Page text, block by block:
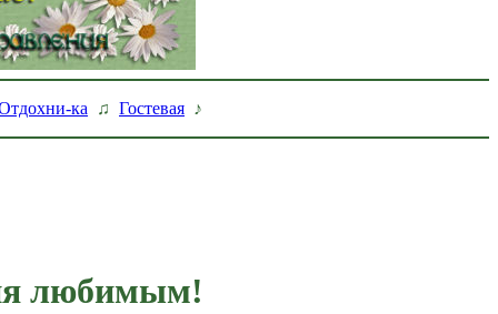
ка ♫ Гостевая ♪
любимым!